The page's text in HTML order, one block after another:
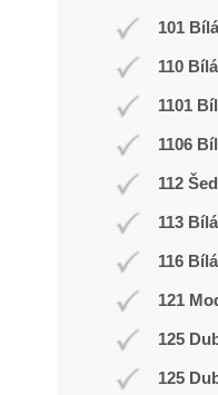
101
110
1101
1106
112
113 Bílá
116 Bílá
121
125
125